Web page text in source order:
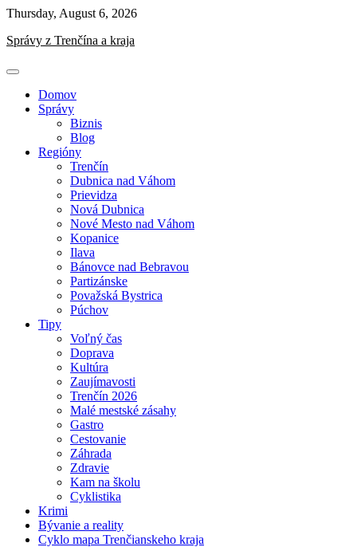
Skip
content
Thursday, August 6, 2026
Správy z Trenčína a kraja
Domov
Správy
Biznis
Blog
Regióny
Trenčín
Dubnica nad Váhom
Prievidza
Nová Dubnica
Nové Mesto nad Váhom
Kopanice
Ilava
Bánovce nad Bebravou
Partizánske
Považská Bystrica
Púchov
Tipy
Voľný čas
Doprava
Kultúra
Zaujímavosti
Trenčín 2026
Malé mestské zásahy
Gastro
Cestovanie
Záhrada
Zdravie
Kam na školu
Cyklistika
Krimi
Bývanie a reality
Cyklo mapa Trenčianskeho kraja